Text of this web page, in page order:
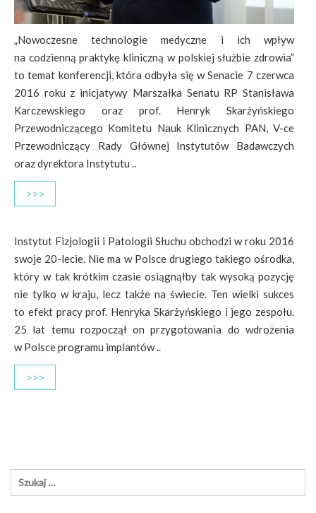
„Nowoczesne technologie medyczne i ich wpływ
na codzienną praktykę kliniczną w polskiej służbie zdrowia”
to temat konferencji, która odbyła się w Senacie 7 czerwca
2016 roku z inicjatywy Marszałka Senatu RP Stanisława
Karczewskiego oraz prof. Henryk Skarżyńskiego
Przewodniczącego Komitetu Nauk Klinicznych PAN, V-ce
Przewodniczący Rady Głównej Instytutów Badawczych
oraz dyrektora Instytutu ..
>>>
Instytut Fizjologii i Patologii Słuchu obchodzi w roku 2016
swoje 20-lecie. Nie ma w Polsce drugiego takiego ośrodka,
który w tak krótkim czasie osiągnąłby tak wysoką pozycję
nie tylko w kraju, lecz także na świecie. Ten wielki sukces
to efekt pracy prof. Henryka Skarżyńskiego i jego zespołu.
25 lat temu rozpoczął on przygotowania do wdrożenia
w Polsce programu implantów ..
>>>